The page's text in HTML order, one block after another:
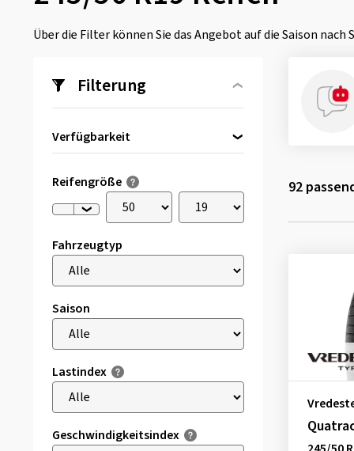
Über die Filter können Sie das Angebot auf die Saison
Filterung
Verfügbarkeit
Reifengröße
Fahrzeugtyp
Saison
Lastindex
Geschwindigkeitsindex
92